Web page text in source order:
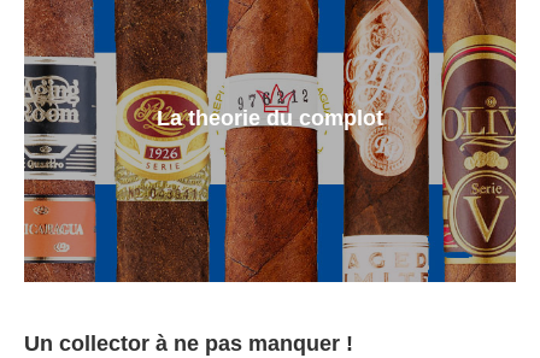
La theorie du complot
Un collector à ne pas manquer !